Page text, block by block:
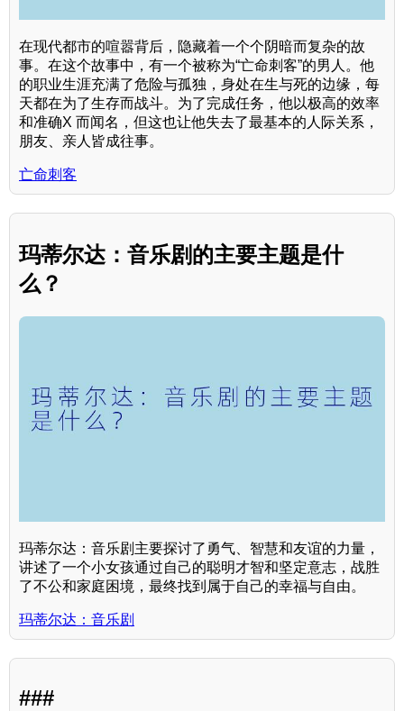
在现代都市的喧嚣背后，隐藏着一个个阴暗而复杂的故
事。在这个故事中，有一个被称为“亡命刺客”的男人。他
的职业生涯充满了危险与孤独，身处在生与死的边缘，每
天都在为了生存而战斗。为了完成任务，他以极高的效率
和准确X 而闻名，但这也让他失去了最基本的人际关系，
朋友、亲人皆成往事。
亡命刺客
玛蒂尔达：音乐剧的主要主题是什
么？
玛蒂尔达：音乐剧主要探讨了勇气、智慧和友谊的力量，
讲述了一个小女孩通过自己的聪明才智和坚定意志，战胜
了不公和家庭困境，最终找到属于自己的幸福与自由。
玛蒂尔达：音乐剧
###